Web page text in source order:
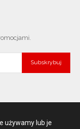
Subskrybuj
Zniżki i promocje
Dla stałych klientów
używamy lub je